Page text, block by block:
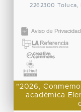
2262300 Toluca,
"2026,
académica